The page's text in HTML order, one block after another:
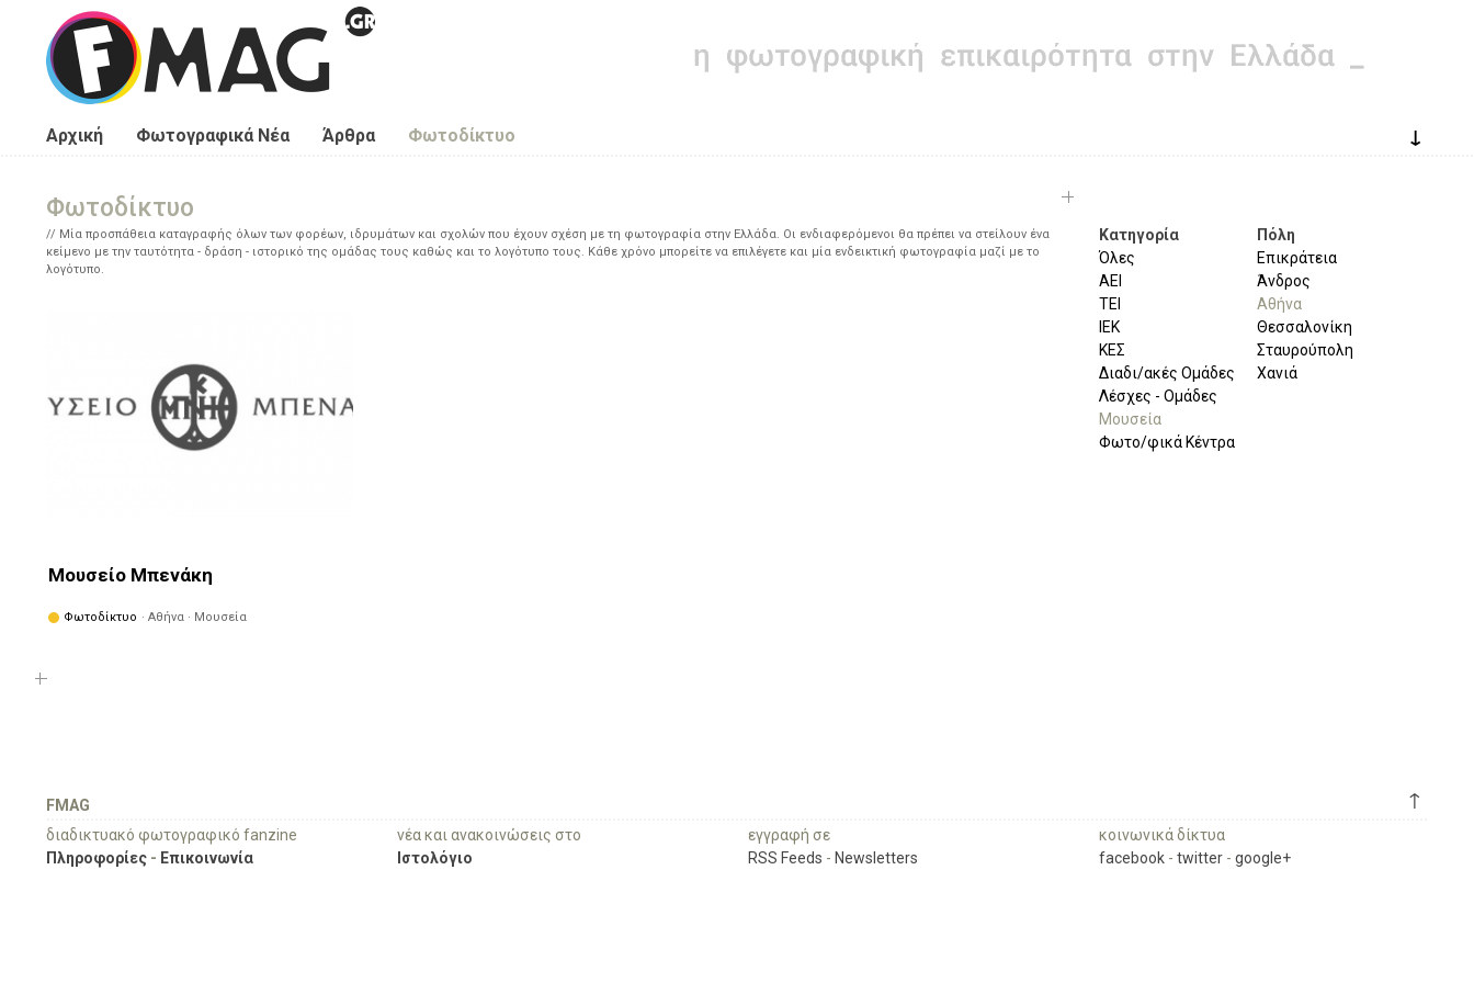
Παράκαμψη προς το κυρίως περιεχόμενο
Αρχική Φωτογραφικά Νέα Άρθρα Φωτοδίκτυο ↓
Φωτοδίκτυο
Μία προσπάθεια καταγραφής όλων των φορέων, ιδρυμάτων και σχολών που έχουν σχέση με τη φωτογραφία στην Ελλάδα. Οι ενδιαφερόμενοι θα πρέπει να στείλουν ένα
κείμενο με την ταυτότητα - δράση - ιστορικό της ομάδας τους καθώς και το λογότυπο τους. Κάθε χρόνο μπορείτε να επιλέγετε και μία ενδεικτική φωτογραφία μαζί με το
λογότυπο.
Μουσείο Μπενάκη
Φωτοδίκτυο · Αθήνα · Μουσεία
Κατηγορία
Όλες
ΑΕΙ
ΤΕΙ
ΙΕΚ
ΚΕΣ
Διαδι/ακές Ομάδες
Λέσχες - Ομάδες
Μουσεία
Φωτο/φικά Κέντρα
Πόλη
Επικράτεια
Άνδρος
Αθήνα
Θεσσαλονίκη
Σταυρούπολη
Χανιά
↑
FMAG
διαδικτυακό φωτογραφικό fanzine
Πληροφορίες - Επικοινωνία
νέα και ανακοινώσεις στο
Ιστολόγιο
εγγραφή σε
RSS Feeds - Newsletters
κοινωνικά δίκτυα
facebook - twitter - google+